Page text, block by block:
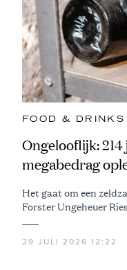
FOOD & DRINKS
Ongelooflijk:
megabedrag
Het gaat om een
Forster Ungeheuer
29 JULI 2026 12:22